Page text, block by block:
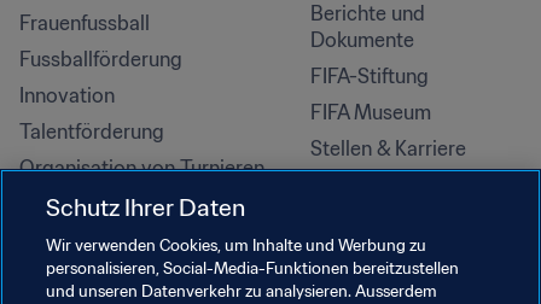
Frauenfussball
Fussballförderung
Innovation
Talentförderung
Organisation von Turnieren
Nachhaltigkeit
Menschenrechte und
Antidiskriminierung
Berichte und
Dokumente
FIFA-Stiftung
FIFA Museum
Stellen & Karriere
Schutz Ihrer Daten
Wir verwenden Cookies, um Inhalte und Werbung zu
personalisieren, Social-Media-Funktionen bereitzustellen
und unseren Datenverkehr zu analysieren. Ausserdem